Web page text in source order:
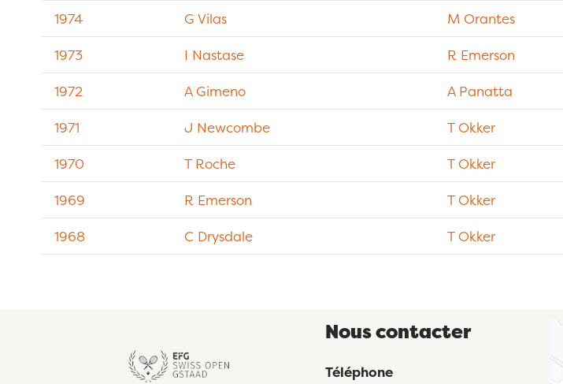
1974
G Vilas M Orantes
1973
I Nastase R Emerson
1972
A Gimeno A Panatta
1971
J Newcombe T Okker
1970
T Roche T Okker
1969
R Emerson T Okker
1968
C Drysdale T Okker
Nous contacter
Téléphone